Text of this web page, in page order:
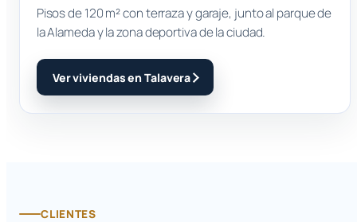
Pisos de 120 m² con terraza y garaje, junto al parque de
la Alameda y la zona deportiva de la ciudad.
Ver viviendas en Talavera
CLIENTES